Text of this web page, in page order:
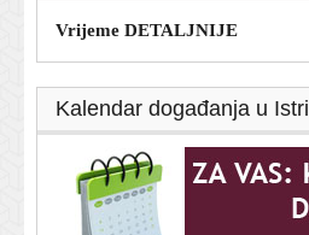
Vrijeme DETALJNIJE
Kalendar događanja u Istri